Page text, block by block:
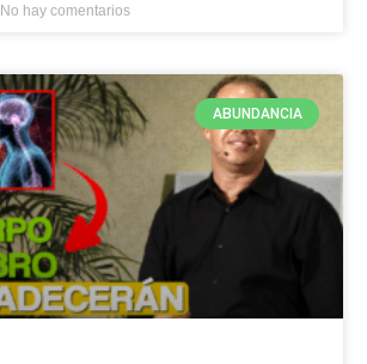
No hay comentarios
ABUNDANCIA